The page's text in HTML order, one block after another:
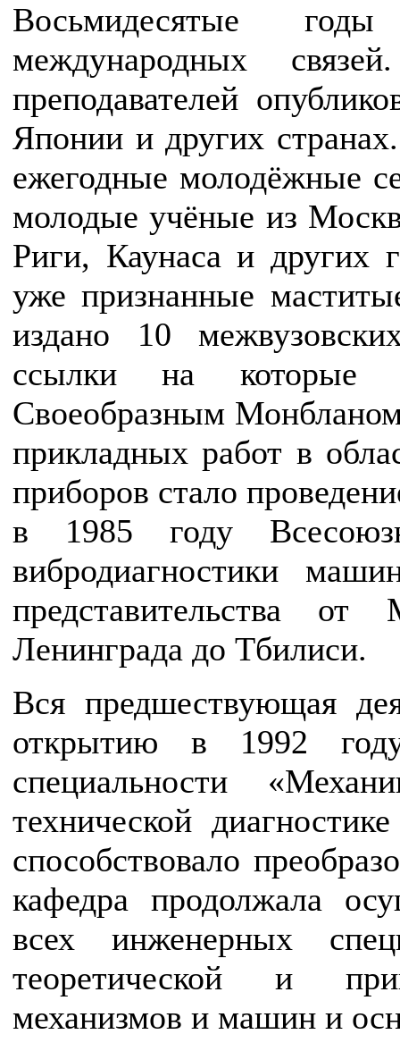
Восьмидесятые
международных
преподавателей
Японии и других
ежегодные молодёжные
молодые учёные из
Риги, Каунаса и других
уже признанные
издано 10
ссылки на которые
Своеобразным
прикладных работ в
приборов стало
в 1985 году
вибродиагностики
представительства
Ленинграда до Тбилиси.
Вся предшествующая
открытию в 1992 году
специальности
технической
способствовало
кафедра продолжала
всех инженерных
теоретической и
механизмов и машин и